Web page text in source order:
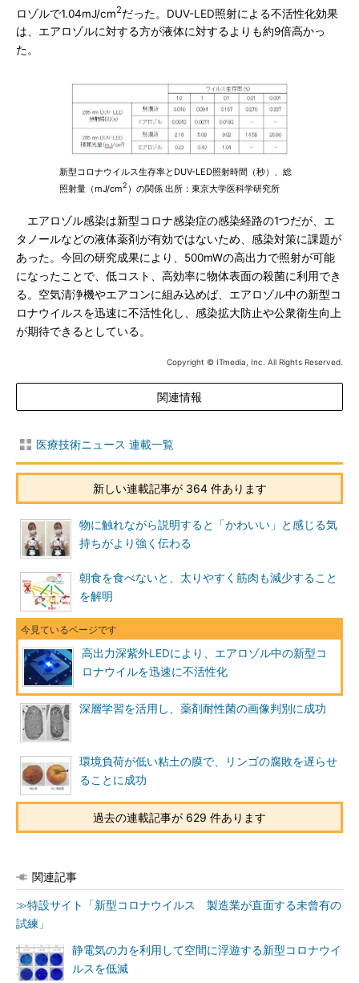
ロゾルで1.04mJ/cm2だった。DUV-LED照射による不活性化効果
は、エアロゾルに対する方が液体に対するよりも約9倍高かっ
た。
新型コロナウイルス生存率とDUV-LED照射時間（秒）、総
照射量（mJ/cm2）の関係 出所：東京大学医科学研究所
エアロゾル感染は新型コロナ感染症の感染経路の1つだが、エ
タノールなどの液体薬剤が有効ではないため、感染対策に課題が
あった。今回の研究成果により、500mWの高出力で照射が可能
になったことで、低コスト、高効率に物体表面の殺菌に利用でき
る。空気清浄機やエアコンに組み込めば、エアロゾル中の新型コ
ロナウイルスを迅速に不活性化し、感染拡大防止や公衆衛生向上
が期待できるとしている。
Copyright © ITmedia, Inc. All Rights Reserved.
関連情報
医療技術ニュース 連載一覧
新しい連載記事が 364 件あります
物に触れながら説明すると「かわいい」と感じる気
持ちがより強く伝わる
朝食を食べないと、太りやすく筋肉も減少すること
を解明
高出力深紫外LEDにより、エアロゾル中の新型コ
ロナウイルを迅速に不活性化
深層学習を活用し、薬剤耐性菌の画像判別に成功
環境負荷が低い粘土の膜で、リンゴの腐敗を遅らせ
ることに成功
過去の連載記事が 629 件あります
関連記事
≫特設サイト「新型コロナウイルス 製造業が直面する未曾有の
試練」
静電気の力を利用して空間に浮遊する新型コロナウイ
ルスを低減